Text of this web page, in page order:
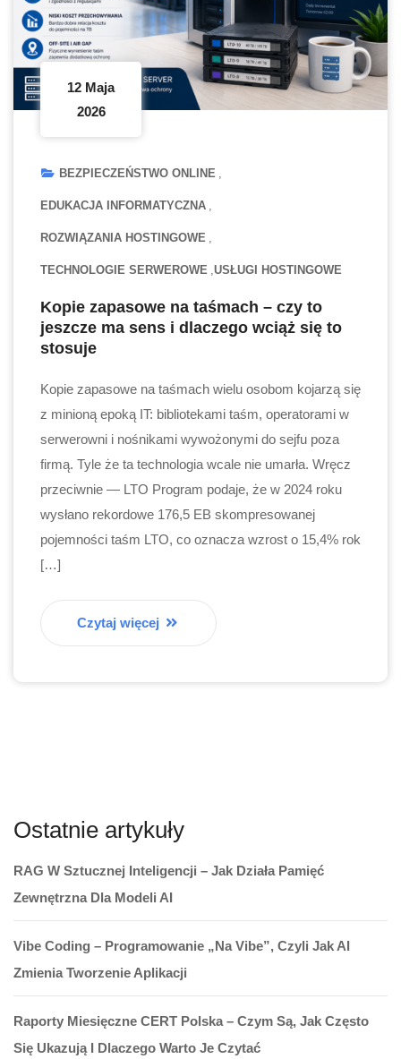
12 Maja
2026
BEZPIECZEŃSTWO ONLINE
EDUKACJA INFORMATYCZNA
ROZWIĄZANIA HOSTINGOWE
TECHNOLOGIE SERWEROWE USŁUGI HOSTINGOWE
Kopie zapasowe na taśmach – czy to
jeszcze ma sens i dlaczego wciąż się to
stosuje
Kopie zapasowe na taśmach wielu osobom kojarzą się
z minioną epoką IT: bibliotekami taśm, operatorami w
serwerowni i nośnikami wywożonymi do sejfu poza
firmą. Tyle że ta technologia wcale nie umarła. Wręcz
przeciwnie — LTO Program podaje, że w 2024 roku
wysłano rekordowe 176,5 EB skompresowanej
pojemności taśm LTO, co oznacza wzrost o 15,4% rok
[…]
Czytaj więcej
Ostatnie artykuły
RAG W Sztucznej Inteligencji – Jak Działa Pamięć
Zewnętrzna Dla Modeli AI
Vibe Coding – Programowanie „na Vibe”, Czyli Jak AI
Zmienia Tworzenie Aplikacji
Raporty Miesięczne CERT Polska – Czym Są, Jak Często
Się Ukazują I Dlaczego Warto Je Czytać